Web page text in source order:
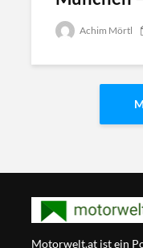
Achim Mörtl
Motorwelt.at ist ein